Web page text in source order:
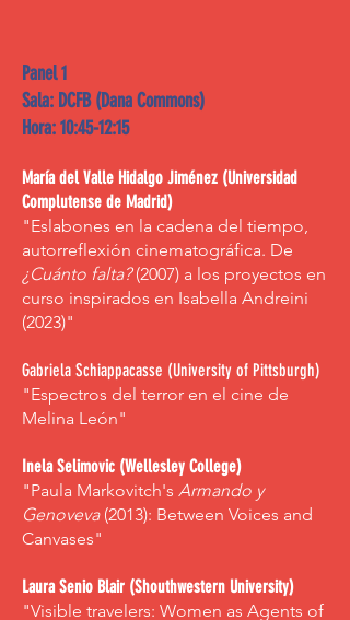
Panel 1
Sala: DCFB (Dana Commons)
Hora: 10:45-12:15
María del Valle Hidalgo Jiménez (Universidad
Complutense de Madrid)
"Eslabones en la cadena del tiempo,
autorreflexión cinematográfica. De
¿Cuánto falta?(2007) a los proyectos en
curso inspirados en Isabella Andreini
(2023)"
Gabriela Schiappacasse (University of Pittsburgh)
"Espectros del terror en el cine de
Melina León"
Inela Selimovic (Wellesley College)
"Paula Markovitch's Armando y
Genoveva(2013): Between Voices and
Canvases"
Laura Senio Blair (Shouthwestern University)
"Visible travelers: Women as Agents of